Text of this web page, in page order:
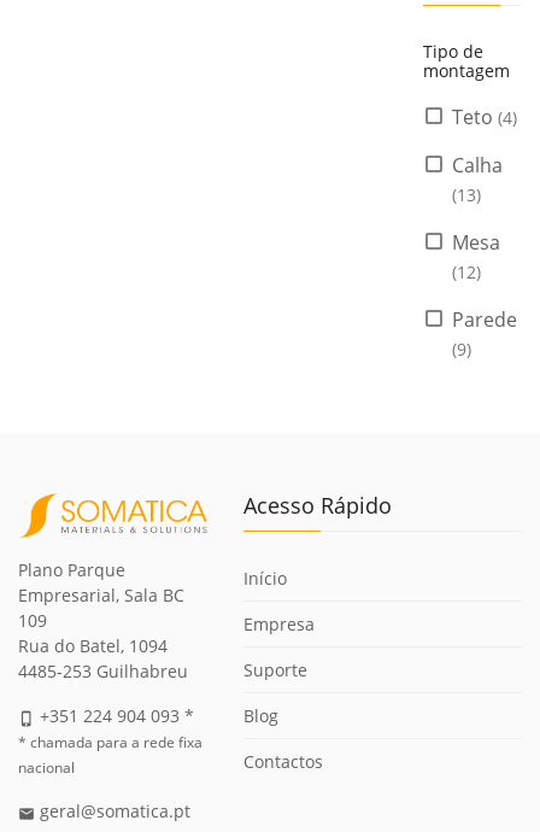
Tipo de
montagem
Teto (4)
Calha
(13)
Mesa
(12)
Parede
(9)
Plano Parque
Empresarial, Sala BC
109
Rua do Batel, 1094
4485-253 Guilhabreu
phone_iphone +351 224 904 093 *
* chamada para a rede fixa
nacional
email geral@somatica.pt
Acesso Rápido
Início
Empresa
Suporte
Blog
Contactos